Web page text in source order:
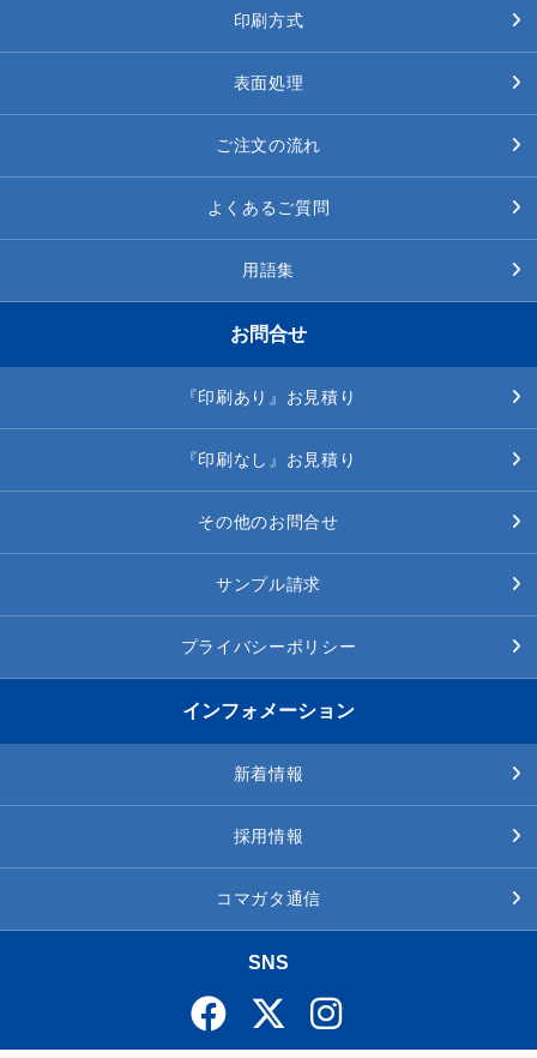
印刷方式
表面処理
ご注文の流れ
よくあるご質問
用語集
お問合せ
『印刷あり』お見積り
『印刷なし』お見積り
その他のお問合せ
サンプル請求
プライバシーポリシー
インフォメーション
新着情報
採用情報
コマガタ通信
SNS